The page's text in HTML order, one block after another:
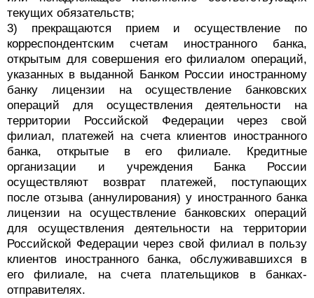
текущих обязательств;
3) прекращаются прием и осуществление по
корреспондентским счетам иностранного банка,
открытым для совершения его филиалом операций,
указанных в выданной Банком России иностранному
банку лицензии на осуществление банковских
операций для осуществления деятельности на
территории Российской Федерации через свой
филиал, платежей на счета клиентов иностранного
банка, открытые в его филиале. Кредитные
организации и учреждения Банка России
осуществляют возврат платежей, поступающих
после отзыва (аннулирования) у иностранного банка
лицензии на осуществление банковских операций
для осуществления деятельности на территории
Российской Федерации через свой филиал в пользу
клиентов иностранного банка, обслуживавшихся в
его филиале, на счета плательщиков в банках-
отправителях.